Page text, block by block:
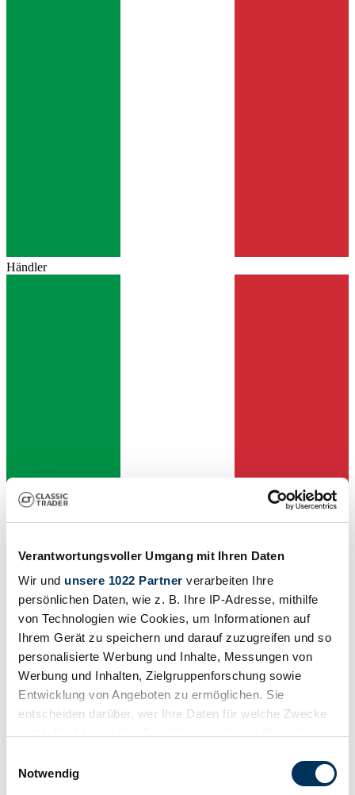
Verantwortungsvoller Umgang mit Ihren Daten
Wir und unsere 1022 Partner verarbeiten Ihre
persönlichen Daten, wie z. B. Ihre IP-Adresse, mithilfe
von Technologien wie Cookies, um Informationen auf
Ihrem Gerät zu speichern und darauf zuzugreifen und so
personalisierte Werbung und Inhalte, Messungen von
Werbung und Inhalten, Zielgruppenforschung sowie
Entwicklung von Angeboten zu ermöglichen. Sie
entscheiden darüber, wer Ihre Daten für welche Zwecke
Trigger Symbol ändern oder widerrufen
Notwendig
Händler
Abgelaufenes Inserat
1952 | Iso Rivolta Isomoto 125